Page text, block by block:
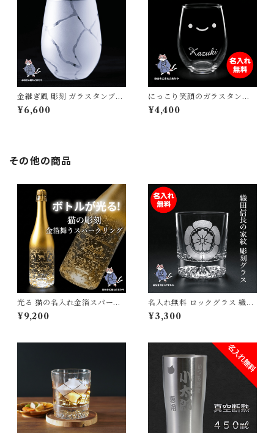
金継ぎ風 彫刻 ガラスタンブラ
ー すりガラス×透明ガラスの上
品デザイン｜おしゃれ コップ
¥6,600
にっこり笑顔のガラスタンブ
ラー 名入れ無料 サンドブラス
ト仕上げ 325ml 日本製 国産
¥4,400
その他の商品
光る 猫の名入れ金箔スパーク
リングワイン 彫刻 ギフト 猫好
き プレゼント 記念日 誕生日
¥9,200
名入れ無料 ロックグラス 織田
信長 家紋 戦国武将 酒 ウィス
キー 焼酎 誕生日 父の日 母の
¥3,300